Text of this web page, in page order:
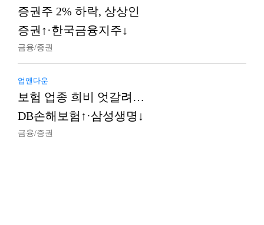
증권주 2% 하락, 상상인
증권↑·한국금융지주↓
금융/증권
업앤다운
보험 업종 희비 엇갈려…
DB손해보험↑·삼성생명↓
금융/증권